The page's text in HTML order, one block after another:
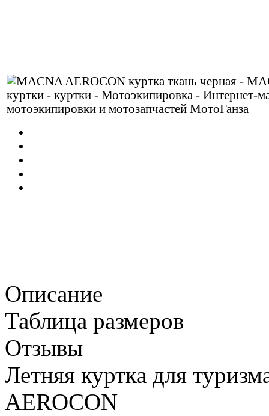
Описание
Таблица размеров
Отзывы
Летняя куртка для
AEROCON